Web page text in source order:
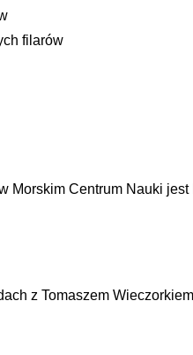
filarów
Morskim Centrum Nauki
z Tomaszem